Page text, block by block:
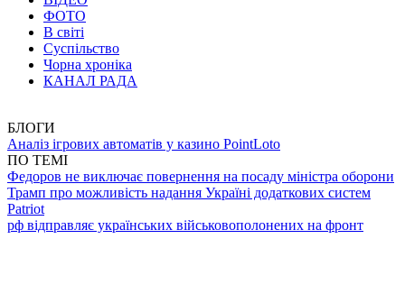
ФОТО
В світі
Суспільство
Чорна хроніка
КАНАЛ РАДА
БЛОГИ
Аналіз ігрових автоматів у казино PointLoto
ПО ТЕМІ
Федоров не виключає повернення на посаду міністра оборони
Трамп про можливість надання Україні додаткових систем
Patriot
рф відправляє українських військовополонених на фронт